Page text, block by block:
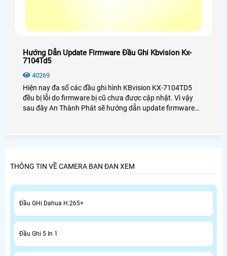
Hướng Dẫn Update Firmware Đầu Ghi Kbvision Kx-
7104Td5
40269
Hiện nay đa số các đầu ghi hình KBvision KX-7104TD5
đều bị lỗi do firmware bị cũ chưa được cập nhật. Vì vậy
sau đây An Thành Phát sẽ hướng dẫn update firmware
THÔNG TIN VỀ CAMERA BẠN ĐAN XEM
Đầu GHi Dahua H.265+
Đầu Ghi 5 In 1